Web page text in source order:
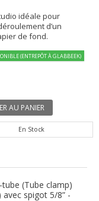
idéale pour
d’un
de fond.
(ENTREPÔT À GLABBEEK)
AU PANIER
En Stock
tube (Tube clamp)
spigot 5/8” -